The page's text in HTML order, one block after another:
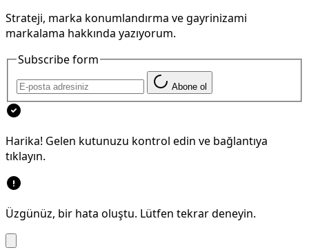
Strateji, marka konumlandırma ve gayrinizami
markalama hakkında yazıyorum.
Subscribe form
Abone ol
Harika! Gelen kutunuzu kontrol edin ve bağlantıya
tıklayın.
Üzgünüz, bir hata oluştu. Lütfen tekrar deneyin.